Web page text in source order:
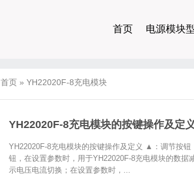
首页 电源模块
首页 » YH22020F-8充电模块
YH22020F-8充电模块的按键操作及定
YH22020F-8充电模块的按键操作及定义 ▲：调节按
钮，在设置参数时，用于YH22020F-8充电模块的数
示电压电流切换；在设置参数时，...